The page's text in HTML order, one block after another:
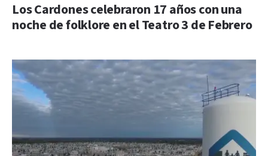
Los Cardones celebraron 17 años con una
noche de folklore en el Teatro 3 de Febrero